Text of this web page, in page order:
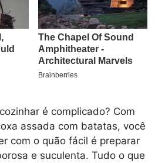
é complicado? Com
assada com batatas, você
com o quão fácil é preparar
e suculenta. Tudo o que